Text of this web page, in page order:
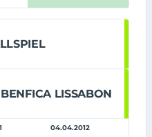
BENFICA LISSABON
04.04.2012